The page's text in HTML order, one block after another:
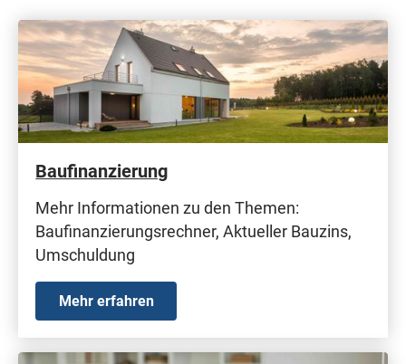
Baufinanzierung
Mehr Informationen zu den Themen:
Baufinanzierungsrechner, Aktueller Bauzins,
Umschuldung
Mehr erfahren